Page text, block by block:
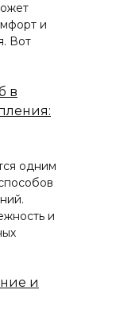
и
Вот
в
одним
и
и